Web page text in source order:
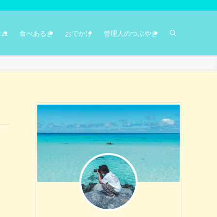
食べあるき おでかけ 管理人のつぶやき